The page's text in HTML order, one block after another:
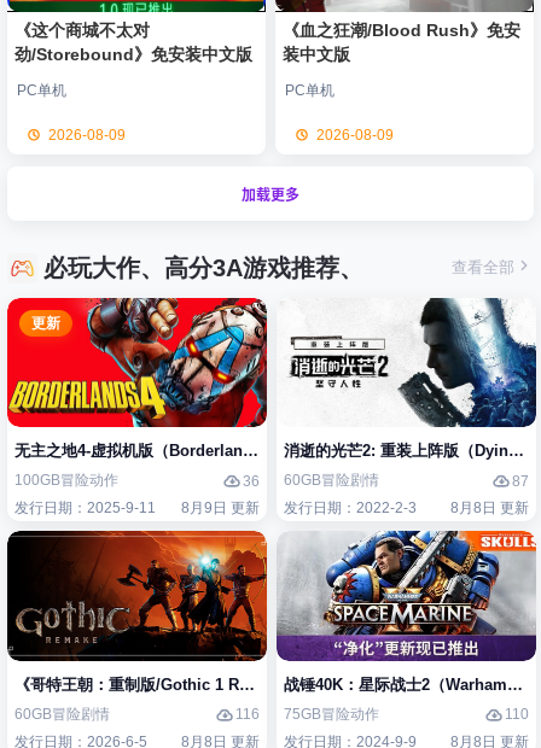
《这个商城不太对
劲/Storebound》免安装中文版
PC单机
2026-08-09
《血之狂潮/Blood Rush》免安
装中文版
PC单机
2026-08-09
加载更多
必玩大作、高分3A游戏推荐、 查看全部
更新
无主之地4-虚拟机版（Borderlands 4 HYPERVISOR）免安装中文版
100GB冒险动作
36
发行日期：2025-9-11
8月9日 更新
消逝的光芒2: 重装上阵版（Dying
60GB冒险剧情
87
发行日期：2022-2-3
8月8日 更新
《哥特王朝：重制版/Gothic 1 Remake》免安装中文版
60GB冒险剧情
116
发行日期：2026-6-5
8月8日 更新
战锤40K：星际战士2（
75GB冒险动作
110
发行日期：2024-9-9
8月8日 更新